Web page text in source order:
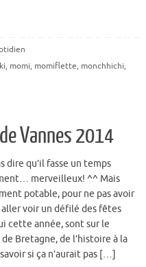
, momi, momiflette, monchhichi,
Vannes 2014
dire qu’il fasse un temps
merveilleux! ^^ Mais
potable, pour ne pas avoir
aller voir un défilé des fêtes
cette année, sont sur le
Bretagne, de l’histoire à la
si ça n’aurait pas […]